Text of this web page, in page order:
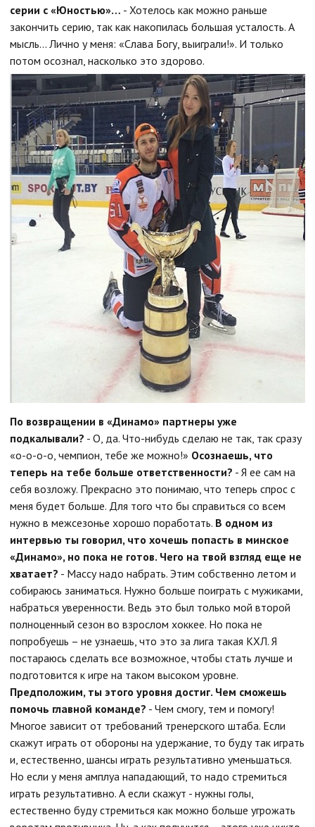
серии с «Юностью»… - Хотелось как можно раньше
закончить серию, так как накопилась большая усталость. А
мысль… Лично у меня: «Слава Богу, выиграли!». И только
потом осознал, насколько это здорово.
По возвращении в «Динамо» партнеры уже
подкалывали? - О, да. Что-нибудь сделаю не так, так сразу
«о-о-о-о, чемпион, тебе же можно!» Осознаешь, что
теперь на тебе больше ответственности? - Я ее сам на
себя возложу. Прекрасно это понимаю, что теперь спрос с
меня будет больше. Для того что бы справиться со всем
нужно в межсезонье хорошо поработать. В одном из
интервью ты говорил, что хочешь попасть в минское
«Динамо», но пока не готов. Чего на твой взгляд еще не
хватает? - Массу надо набрать. Этим собственно летом и
собираюсь заниматься. Нужно больше поиграть с мужиками,
набраться уверенности. Ведь это был только мой второй
полноценный сезон во взрослом хоккее. Но пока не
попробуешь – не узнаешь, что это за лига такая КХЛ. Я
постараюсь сделать все возможное, чтобы стать лучше и
подготовится к игре на таком высоком уровне.
Предположим, ты этого уровня достиг. Чем сможешь
помочь главной команде? - Чем смогу, тем и помогу!
Многое зависит от требований тренерского штаба. Если
скажут играть от обороны на удержание, то буду так играть
и, естественно, шансы играть результативно уменьшаться.
Но если у меня амплуа нападающий, то надо стремиться
играть результативно. А если скажут - нужны голы,
естественно буду стремиться как можно больше угрожать